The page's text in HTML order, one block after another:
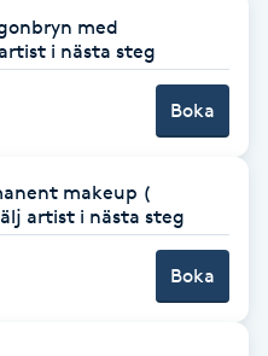
med
i nästa steg
Boka
makeup (
artist i nästa steg
Boka